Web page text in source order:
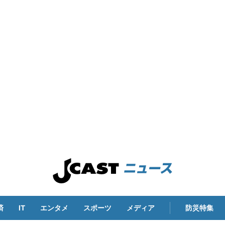
IT エンタメ スポーツ メディア 防災特集